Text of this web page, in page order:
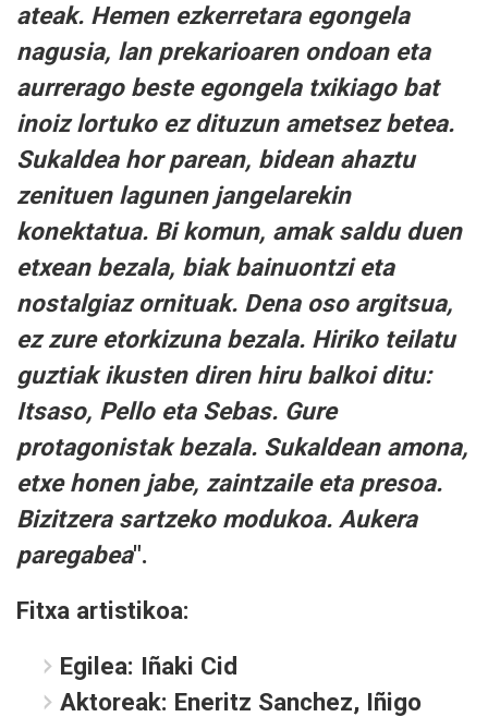
ateak. Hemen ezkerretara egongela
nagusia, lan prekarioaren ondoan eta
aurrerago beste egongela txikiago bat
inoiz lortuko ez dituzun ametsez betea.
Sukaldea hor parean, bidean ahaztu
zenituen lagunen jangelarekin
konektatua. Bi komun, amak saldu duen
etxean bezala, biak bainuontzi eta
nostalgiaz ornituak. Dena oso argitsua,
ez zure etorkizuna bezala. Hiriko teilatu
guztiak ikusten diren hiru balkoi ditu:
Itsaso, Pello eta Sebas. Gure
protagonistak bezala. Sukaldean amona,
etxe honen jabe, zaintzaile eta presoa.
Bizitzera sartzeko modukoa. Aukera
paregabea".
Fitxa artistikoa:
Egilea: Iñaki Cid
Aktoreak: Eneritz Sanchez, Iñigo